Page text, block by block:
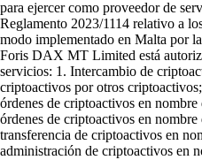
para ejercer como proveedor de
Reglamento 2023/1114 relativo a
modo implementado en Malta por
Foris DAX MT Limited está
servicios: 1. Intercambio de
criptoactivos por otros
órdenes de criptoactivos en
órdenes de criptoactivos en
transferencia de criptoactivos en
administración de criptoactivos en